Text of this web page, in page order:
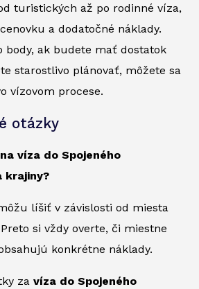
turistických až po rodinné víza,
a dodatočné náklady.
body, ak budete mať dostatok
starostlivo plánovať, môžete sa
vízovom procese.
otázky
víza do Spojeného
krajiny?
líšiť v závislosti od miesta
si vždy overte, či miestne
konkrétne náklady.
za víza do Spojeného